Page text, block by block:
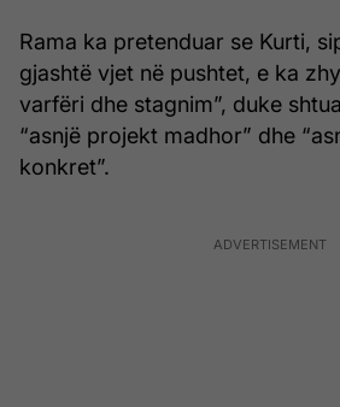
Rama ka pretenduar se Kurti,
gjashtë vjet në pushtet, e ka
varfëri dhe stagnim”, duke
“asnjë projekt madhor” dhe
konkret”.